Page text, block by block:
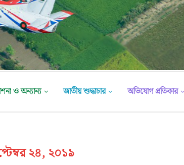
ও অন্যান্য জাতীয় শুদ্ধাচার অভিযোগ প্রতিকার
২৪, ২০১৯